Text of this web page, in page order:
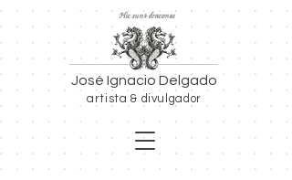
Hic sunt dracones
José Ignacio Delgado
artista & divulgador